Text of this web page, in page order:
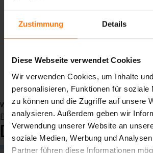
Zustimmung Details
Diese Webseite verwendet Cookies
Wir verwenden Cookies, um Inhalte
personalisieren, Funktionen für soziale
zu können und die Zugriffe auf unsere
analysieren. Außerdem geben wir
Verwendung unserer Website an
soziale Medien, Werbung und
Partner führen diese Informationen
Trendfarben
sportlich
technisch
Sommerkollektion
weiterlesen ...
Donnerstag, 13 März 2025 11:20
DEINE FARBE, DEIN STYLE!